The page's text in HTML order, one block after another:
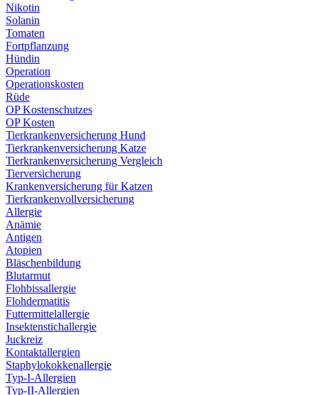
Nikotin
Solanin
Tomaten
Fortpflanzung
Hündin
Operation
Operationskosten
Rüde
OP Kostenschutzes
OP Kosten
Tierkrankenversicherung Hund
Tierkrankenversicherung Katze
Tierkrankenversicherung Vergleich
Tierversicherung
Krankenversicherung für Katzen
Tierkrankenvollversicherung
Allergie
Anämie
Antigen
Atopien
Bläschenbildung
Blutarmut
Flohbissallergie
Flohdermatitis
Futtermittelallergie
Insektenstichallergie
Juckreiz
Kontaktallergien
Staphylokokkenallergie
Typ-I-Allergien
Typ-II-Allergien